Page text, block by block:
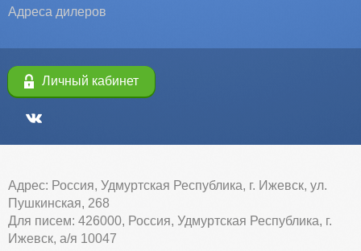
Адреса дилеров
Личный кабинет
Адрес: Россия, Удмуртская Республика, г. Ижевск, ул.
Пушкинская, 268
Для писем: 426000, Россия, Удмуртская Республика, г.
Ижевск, а/я 10047